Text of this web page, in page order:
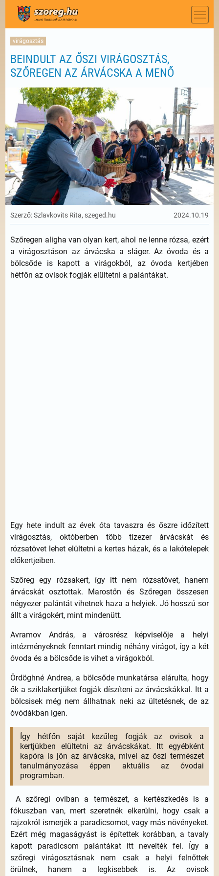
virágosztás
BEINDULT AZ ŐSZI VIRÁGOSZTÁS,
SZŐREGEN AZ ÁRVÁCSKA A MENŐ
Szerző: Szlavkovits Rita, szeged.hu 2024.10.19
Szőregen aligha van olyan kert, ahol ne lenne rózsa, ezért
a virágosztáson az árvácska a sláger. Az óvoda és a
bölcsőde is kapott a virágokból, az óvoda kertjében
hétfőn az ovisok fogják elültetni a palántákat.
Egy hete indult az évek óta tavaszra és őszre időzített
virágosztás, októberben több tízezer árvácskát és
rózsatövet lehet elültetni a kertes házak, és a lakótelepek
előkertjeiben.
Szőreg egy rózsakert, így itt nem rózsatövet, hanem
árvácskát osztottak. Marostőn és Szőregen összesen
négyezer palántát vihetnek haza a helyiek. Jó hosszú sor
állt a virágokért, mint mindenütt.
Avramov András, a városrész képviselője a helyi
intézményeknek fenntart mindig néhány virágot, így a két
óvoda és a bölcsőde is vihet a virágokból.
Ördöghné Andrea, a bölcsőde munkatársa elárulta, hogy
ők a sziklakertjüket fogják díszíteni az árvácskákkal. Itt a
bölcsisek még nem állhatnak neki az ültetésnek, de az
óvódákban igen.
Így hétfőn saját kezűleg fogják az ovisok a
kertjükben elültetni az árvácskákat. Itt egyébként
kapóra is jön az árvácska, mivel az őszi természet
tanulmányozása éppen aktuális az óvodai
programban.
A szőregi oviban a természet, a kertészkedés is a
fókuszban van, mert szeretnék elkerülni, hogy csak a
rajzokról ismerjék a paradicsomot, vagy más növényeket.
Ezért még magaságyást is építettek korábban, a tavaly
kapott paradicsom palántákat itt nevelték fel. Így a
szőregi virágosztásnak nem csak a helyi felnőttek
örülnek, hanem a legkisebbek is. Az ovisok